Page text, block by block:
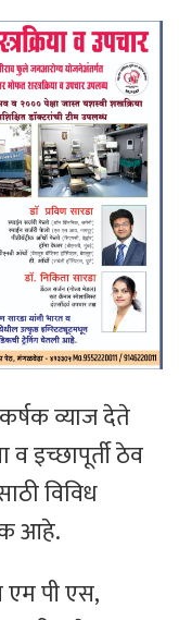
व्याज देते
इच्छापूर्ती ठेव
विविध
आहे.
पी एस,